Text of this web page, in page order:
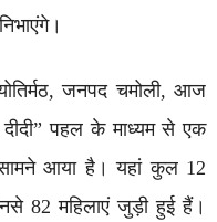
जनपद चमोली, आज
पहल के माध्यम से एक
आया है। यहां कुल 12
82 महिलाएं जुड़ी हुई हैं।